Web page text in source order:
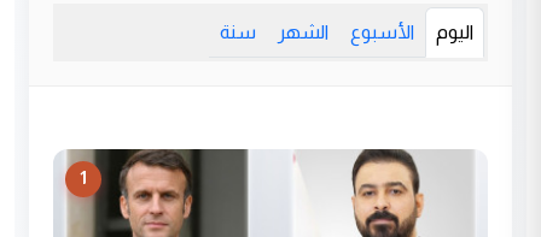
اليوم الأسبوع الشهر سنة
1